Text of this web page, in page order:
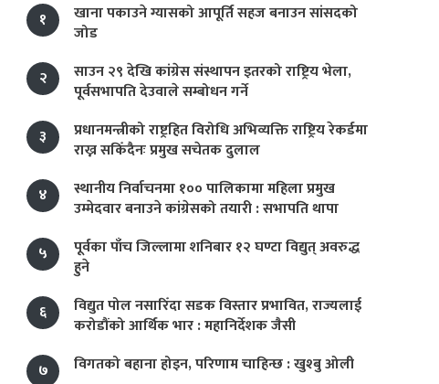
१
खाना पकाउने ग्यासको आपूर्ति सहज बनाउन सांसदको
जोड
२
साउन २९ देखि कांग्रेस संस्थापन इतरको राष्ट्रिय भेला,
पूर्वसभापति देउवाले सम्बोधन गर्ने
३
प्रधानमन्त्रीको राष्ट्रहित विरोधि अभिव्यक्ति राष्ट्रिय रेकर्डमा
राख्न सकिँदैनः प्रमुख सचेतक दुलाल
४
स्थानीय निर्वाचनमा १०० पालिकामा महिला प्रमुख
उम्मेदवार बनाउने कांग्रेसको तयारी : सभापति थापा
५
पूर्वका पाँच जिल्लामा शनिबार १२ घण्टा विद्युत् अवरुद्ध
हुने
६
विद्युत पोल नसारिँदा सडक विस्तार प्रभावित, राज्यलाई
करोडौंको आर्थिक भार : महानिर्देशक जैसी
७
विगतको बहाना होइन, परिणाम चाहिन्छ : खुश्बु ओली